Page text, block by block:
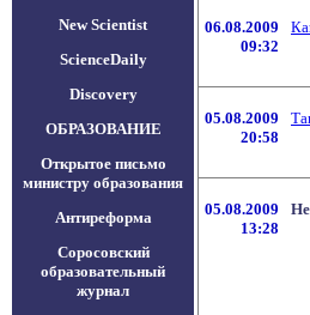
New Scientist
ScienceDaily
Discovery
ОБРАЗОВАНИЕ
Открытое письмо
министру образования
Антиреформа
Соросовский
образовательный
журнал
06.08.2009
09:32
05.08.2009
20:58
05.08.2009
13:28
Не